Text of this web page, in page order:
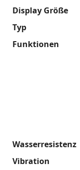
Display Größe
Typ
Funktionen
Wasserresistenz
Vibration